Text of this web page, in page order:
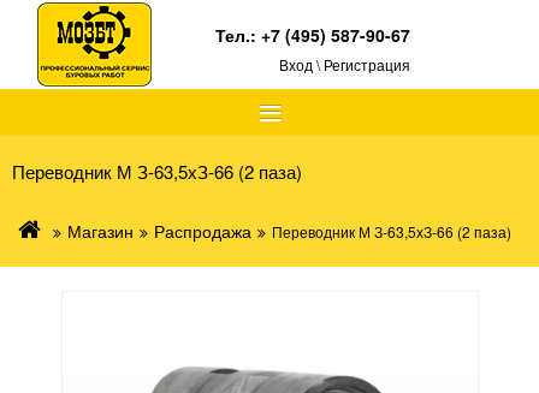
≡
Тел.:+7 (495) 587-90-67
Вход \ Регистрация
Переводник М З-63,5хЗ-66 (2 паза)
Магазин Распродажа Переводник М З-63,5хЗ-66 (2 паза)